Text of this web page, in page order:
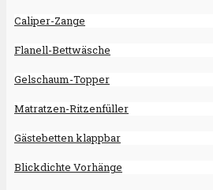
Caliper-Zange
Flanell-Bettwäsche
Gelschaum-Topper
Matratzen-Ritzenfüller
Gästebetten klappbar
Blickdichte Vorhänge